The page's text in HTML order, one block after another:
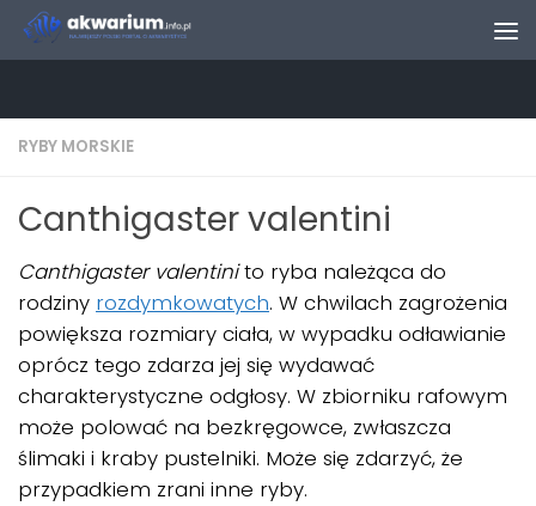
Skip to content
RYBY MORSKIE
Canthigaster valentini
Canthigaster valentinito ryba należąca do
rodziny rozdymkowatych. W chwilach zagrożenia
powiększa rozmiary ciała, w wypadku odławianie
oprócz tego zdarza jej się wydawać
charakterystyczne odgłosy. W zbiorniku rafowym
może polować na bezkręgowce, zwłaszcza
ślimaki i kraby pustelniki. Może się zdarzyć, że
przypadkiem zrani inne ryby.